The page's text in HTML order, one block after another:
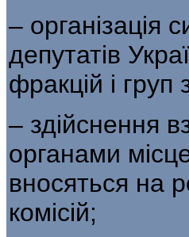
– організація
депутатів
фракцій і
– здійснення
органами
вносяться на
комісій;